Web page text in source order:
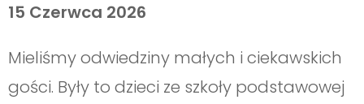
15 Czerwca 2026
Mieliśmy odwiedziny małych i ciekawskich
gości. Były to dzieci ze szkoły podstawowej